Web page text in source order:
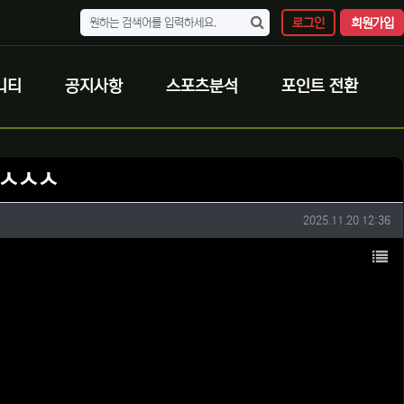
로그인 회원가입
티 공지사항 스포츠분석 포인트 전환
ㅅㅅ
작성일
2025.11.20 12:36
목